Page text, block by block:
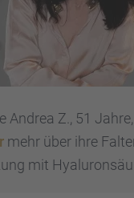
Andrea Z., 51
mehr über ihre
mit